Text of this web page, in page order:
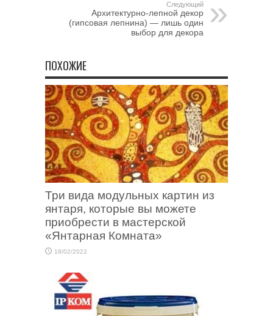
Следующий
Архитектурно-лепной декор
(гипсовая лепнина) — лишь один
выбор для декора
ПОХОЖИЕ
Три вида модульных картин из
янтаря, которые вы можете
приобрести в мастерской
«Янтарная Комната»
18/02/2022